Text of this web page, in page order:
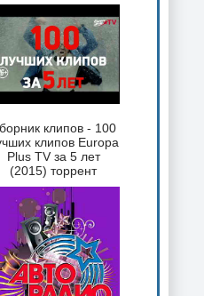
клипов - 100
клипов Europa
Plus TV за 5 лет
(2015) торрент